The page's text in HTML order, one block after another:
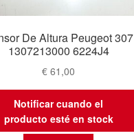
De Altura Peugeot 307
1307213000 6224J4
€ 61,00
Notificar cuando el
producto esté en stock